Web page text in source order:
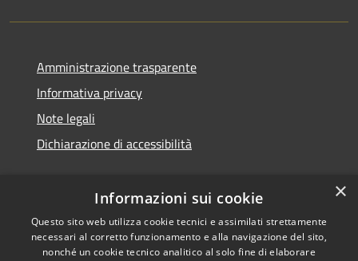
Amministrazione trasparente
Informativa privacy
Note legali
Dichiarazione di accessibilità
×
Informazioni sui cookie
Questo sito web utilizza cookie tecnici e assimilati strettamente
necessari al corretto funzionamento e alla navigazione del sito,
nonché un cookie tecnico analitico al solo fine di elaborare